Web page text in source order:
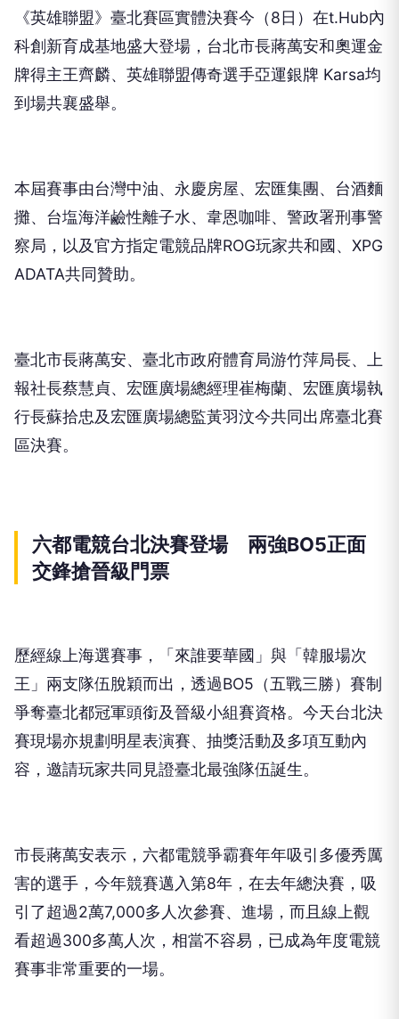
《英雄聯盟》臺北賽區實體決賽今（8日）在t.Hub內
科創新育成基地盛大登場，台北市長蔣萬安和奧運金
牌得主王齊麟、英雄聯盟傳奇選手亞運銀牌 Karsa均
到場共襄盛舉。
本屆賽事由台灣中油、永慶房屋、宏匯集團、台酒麵
攤、台塩海洋鹼性離子水、韋恩咖啡、警政署刑事警
察局，以及官方指定電競品牌ROG玩家共和國、XPG
ADATA共同贊助。
臺北市長蔣萬安、臺北市政府體育局游竹萍局長、上
報社長蔡慧貞、宏匯廣場總經理崔梅蘭、宏匯廣場執
行長蘇拾忠及宏匯廣場總監黃羽汶今共同出席臺北賽
區決賽。
六都電競台北決賽登場 兩強BO5正面
交鋒搶晉級門票
歷經線上海選賽事，「來誰要華國」與「韓服場次
王」兩支隊伍脫穎而出，透過BO5（五戰三勝）賽制
爭奪臺北都冠軍頭銜及晉級小組賽資格。今天台北決
賽現場亦規劃明星表演賽、抽獎活動及多項互動內
容，邀請玩家共同見證臺北最強隊伍誕生。
市長蔣萬安表示，六都電競爭霸賽年年吸引多優秀厲
害的選手，今年競賽邁入第8年，在去年總決賽，吸
引了超過2萬7,000多人次參賽、進場，而且線上觀
看超過300多萬人次，相當不容易，已成為年度電競
賽事非常重要的一場。